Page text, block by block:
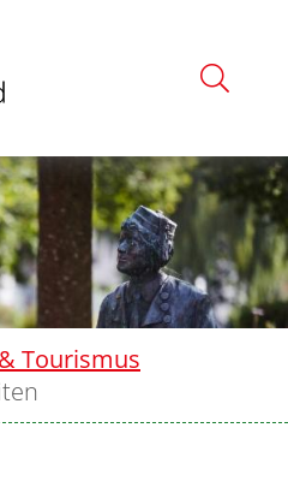
Tourismus